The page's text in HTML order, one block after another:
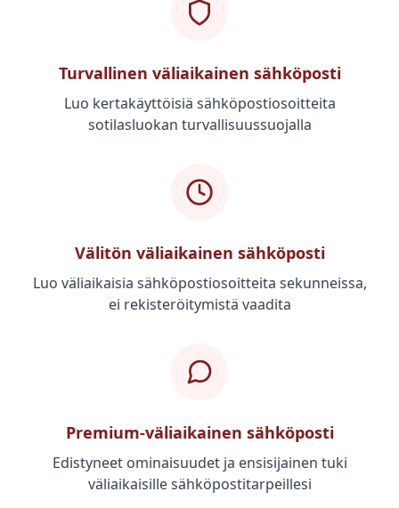
Turvallinen väliaikainen sähköposti
Luo kertakäyttöisiä sähköpostiosoitteita
sotilasluokan turvallisuussuojalla
Välitön väliaikainen sähköposti
Luo väliaikaisia sähköpostiosoitteita sekunneissa,
ei rekisteröitymistä vaadita
Premium-väliaikainen sähköposti
Edistyneet ominaisuudet ja ensisijainen tuki
väliaikaisille sähköpostitarpeillesi